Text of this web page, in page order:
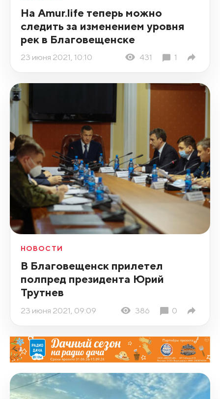
На Amur.life теперь можно
следить за изменением уровня
рек в Благовещенске
23 июня 2021, 10:10 431 1
НОВОСТИ
В Благовещенск прилетел
полпред президента Юрий
Трутнев
23 июня 2021, 09:09 386 0